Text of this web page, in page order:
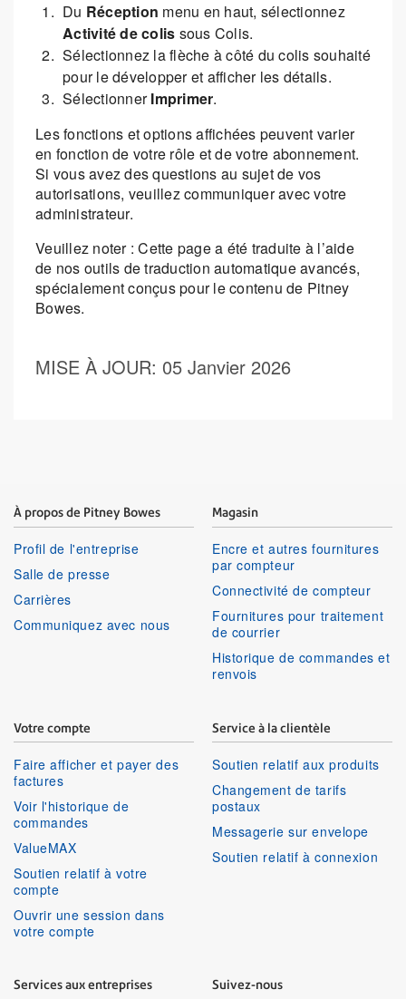
Du Réception menu en haut, sélectionnez
Activité de colis sous Colis.
Sélectionnez la flèche à côté du colis souhaité
pour le développer et afficher les détails.
SélectionnerImprimer.
Les fonctions et options affichées peuvent varier
en fonction de votre rôle et de votre abonnement.
Si vous avez des questions au sujet de vos
autorisations, veuillez communiquer avec votre
administrateur.
Veuillez noter : Cette page a été traduite à l’aide
de nos outils de traduction automatique avancés,
spécialement conçus pour le contenu de Pitney
Bowes.
MISE À JOUR: 05 Janvier 2026
À propos de Pitney Bowes
Profil de l'entreprise
Salle de presse
Carrières
Communiquez avec nous
Magasin
Encre et autres fournitures
par compteur
Connectivité de compteur
Fournitures pour traitement
de courrier
Historique de commandes et
renvois
Votre compte
Faire afficher et payer des
factures
Voir l'historique de
commandes
ValueMAX
Soutien relatif à votre
compte
Ouvrir une session dans
votre compte
Service à la clientèle
Soutien relatif aux produits
Changement de tarifs
postaux
Messagerie sur envelope
Soutien relatif à connexion
Services aux entreprises Suivez-nous